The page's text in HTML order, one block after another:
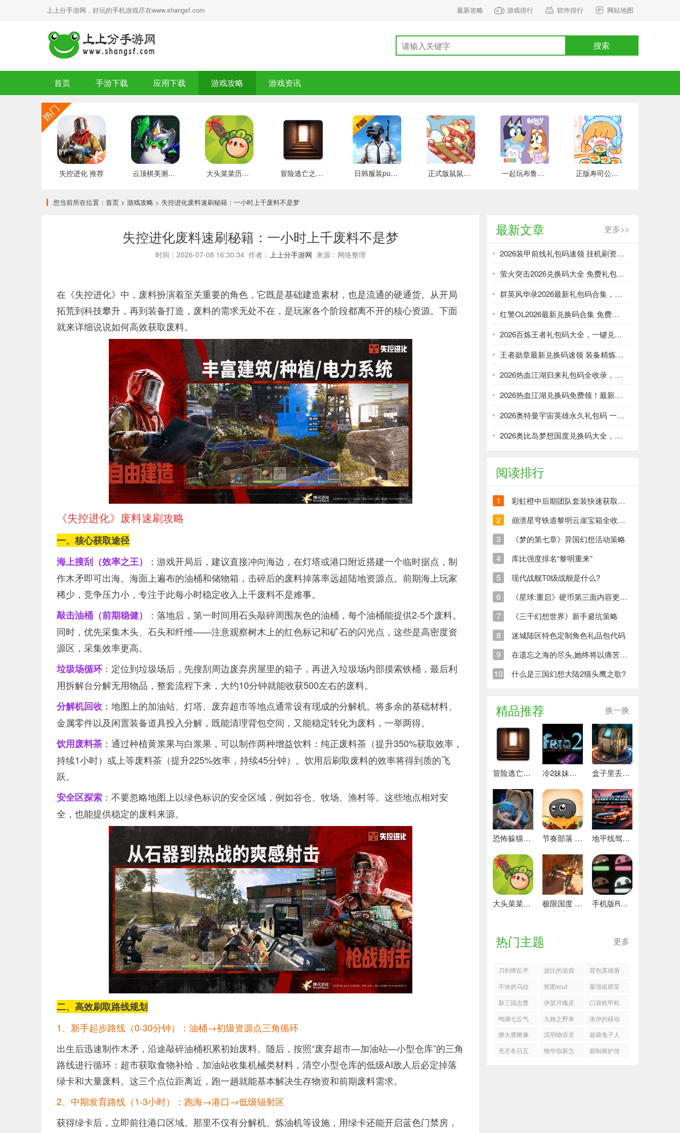
上上分手游网，好玩的手机游戏尽在www.shangsf.com 最新攻略 游戏排行 软件排行 网站地图
搜索
首页 手游下载 应用下载 游戏攻略 游戏资讯
失控进化 推荐 云顶棋美测服 最新版 大头菜菜历险记 好玩的 冒险逃亡之谜 推荐 日韩服装pubg 好玩的 正式版鼠鼠百货物语 安卓版 一起玩布鲁伊吧 手游下载 正版寿司公园 安卓版
您当前所在位置： 首页 > 游戏攻略 > 失控进化废料速刷秘籍：一小时上千废料不是梦
失控进化废料速刷秘籍：一小时上千废料不是梦
时间：2026-07-08 16:30:34 作者： 上上分手游网 来源：网络整理
在《失控进化》中，废料扮演着至关重要的角色，它既是基础建造素材，也是流通的硬通货。从开局
拓荒到科技攀升，再到装备打造，废料的需求无处不在，是玩家各个阶段都离不开的核心资源。下面
就来详细说说如何高效获取废料。
《失控进化》废料速刷攻略
一、核心获取途径
海上搜刮（效率之王）
：游戏开局后，建议直接冲向海边，在灯塔或港口附近搭建一个临时据点，制
作木矛即可出海。海面上遍布的油桶和储物箱，击碎后的废料掉落率远超陆地资源点。前期海上玩家
稀少，竞争压力小，专注于此每小时稳定收入上千废料不是难事。
敲击油桶（前期稳健）
：落地后，第一时间用石头敲碎周围灰色的油桶，每个油桶能提供2-5个废料。
同时，优先采集木头、石头和纤维——注意观察树木上的红色标记和矿石的闪光点，这些是高密度资
源区，采集效率更高。
垃圾场循环：定位到垃圾场后，先搜刮周边废弃房屋里的箱子，再进入垃圾场内部摸索铁桶，最后利
用拆解台分解无用物品，整套流程下来，大约10分钟就能收获500左右的废料。
分解机回收 ：地图上的加油站、灯塔、废弃超市等地点通常设有现成的分解机。将多余的基础材料、
金属零件以及闲置装备道具投入分解，既能清理背包空间，又能稳定转化为废料，一举两得。
饮用废料茶 ：通过种植黄浆果与白浆果，可以制作两种增益饮料：纯正废料茶（提升350%获取效率，
持续1小时）或上等废料茶（提升225%效率，持续45分钟）。饮用后刷取废料的效率将得到质的飞
跃。
安全区探索 ：不要忽略地图上以绿色标识的安全区域，例如谷仓、牧场、渔村等。这些地点相对安
全，也能提供稳定的废料来源。
二、高效刷取路线规划
1、新手起步路线（0-30分钟）：油桶→初级资源点三角循环
出生后迅速制作木矛，沿途敲碎油桶积累初始废料。随后，按照“废弃超市—加油站—小型仓库”的三角
路线进行循环：超市获取食物补给，加油站收集机械类材料，清空小型仓库的低级AI敌人后必定掉落
绿卡和大量废料。这三个点位距离近，跑一趟就能基本解决生存物资和前期废料需求。
2、中期发育路线（1-3小时）：跑海→港口→低级辐射区
获得绿卡后，立即前往港口区域。那里不仅有分解机、炼油机等设施，用绿卡还能开启蓝色门禁房，
最新文章 更多>>
2026装甲前线礼包码速领 挂机刷资源攻略
萤火突击2026兑换码大全 免费礼包一键领取
群英风华录2026最新礼包码合集，一键领取限时福利
红警OL2026最新兑换码合集 免费礼包一键领取
2026百炼王者礼包码大全，一键兑换加速武将养成
王者勋章最新兑换码速领 装备精炼资源轻松刷
2026热血江湖归来礼包码全收录，强化资源不愁！
2026热血江湖兑换码免费领！最新礼包大全速取
2026奥特曼宇宙英雄永久礼包码 一键领取光暗资源
2026奥比岛梦想国度兑换码大全，免费领服饰家具！
阅读排行
1 彩虹橙中后期团队套装快速获取方法
2 崩溃星穹铁道黎明云崖宝箱全收集策略与崩铁玩家分享
3 《梦的第七章》异国幻想活动策略
4 库比强度排名“黎明重来”
5 现代战舰T0级战舰是什么?
6 《星球:重启》硬币第三面内容更新清单
7 《三千幻想世界》新手避坑策略
8 迷城陆区特色定制角色礼品包代码
9 在遗忘之海的尽头,她终将以痛苦创造新的生命
10 什么是三国幻想大陆2猫头鹰之歌?
精品推荐 换一换
冒险逃亡之谜 推荐 冷2妹妹的记忆 热门下载 盒子里丢失的碎片 安卓下载
恐怖躲猫猫4 最新版 节奏部落 安卓版 地平线驾驶模拟器 最新版
大头菜菜历险记 好玩的 极限国度 最新版 手机版REPO 安卓版
热门主题 更多
刀剑缭乱平
民神剑PVP
搭配攻略
波比的游戏
时间多人联
机版
背包英雄盾
击流怎么玩
不休的乌拉
拉兽魂天赋
刷新攻略
抠图xcut
最强祖师至
尊宝本命养
成推荐
新三国志曹
操传9月第二
期南华10-1
怎么
伊瑟月魄灵
兔怎么样
口袋机甲机
魂基因玩法
指南
鸣潮七丘气
象前沿怎么
过
九牧之野单
核马超骑搭
配推荐
洛伊的移动
要塞橡果获
取途径
燎火鹿雕像
位置
流明物语灵
气兴趣点全
超级兔子人
联机版
无尽冬日五
物华弥新怎
煅制熔炉传